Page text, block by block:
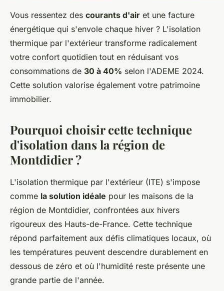
Vous ressentez des courants d'air et une facture
énergétique qui s'envole chaque hiver ? L'isolation
thermique par l'extérieur transforme radicalement
votre confort quotidien tout en réduisant vos
consommations de 30 à 40% selon l'ADEME 2024.
Cette solution valorise également votre patrimoine
immobilier.
Pourquoi choisir cette technique
d'isolation dans la région de
Montdidier ?
L'isolation thermique par l'extérieur (ITE) s'impose
comme la solution idéale pour les maisons de la
région de Montdidier, confrontées aux hivers
rigoureux des Hauts-de-France. Cette technique
répond parfaitement aux défis climatiques locaux, où
les températures peuvent descendre durablement en
dessous de zéro et où l'humidité reste présente une
grande partie de l'année.